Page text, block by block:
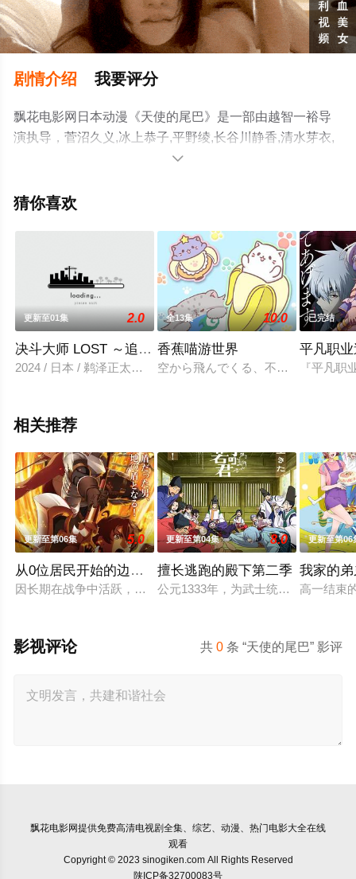
剧情介绍 我要评分
飘花电影网日本动漫《天使的尾巴》是一部由越智一裕导
演执导，菅沼久义,冰上恭子,平野绫,长谷川静香,清水芽衣,
野上尤加奈,川澄绫子,田中理惠,野川樱,仁後真耶子,千叶纱
剧情已揭晓（全14集），手机免费观看高清无删减完整版
漫、电视猫或剧情网等平台了解。

猜你喜欢
更新至01集 2.0
决斗大师 LOST ～追忆的水晶～
2024 / 日本 / 鹈泽正太郎,羽多野涉
全13集 10.0
香蕉喵游世界
空から飛んでくる、不思議な光の球
已完结
平凡职
『平凡职
相关推荐
更新至第06集 5.0
从0位居民开始的边境领主大人
因长期在战争中活跃，而被称为〝救国英雄〞的男人——迪亚
更新至第04集 8.0
擅长逃跑的殿下第二季
公元1333年，为武士统治日本奠定
更新至第06
我家的
高一结束
共0 条 “天使的尾巴” 影评
影视评论
飘花电影网提供免费高清电视剧全集、综艺、动漫、热门电影大全在线
观看
Copyright © 2023 sinogiken.com All Rights Reserved
陕ICP备32700083号